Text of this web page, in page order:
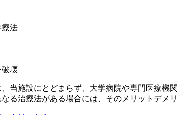
療法
破壊
当施設にとどまらず、大学病院や専門医療機
る治療法がある場合には、そのメリットデメ